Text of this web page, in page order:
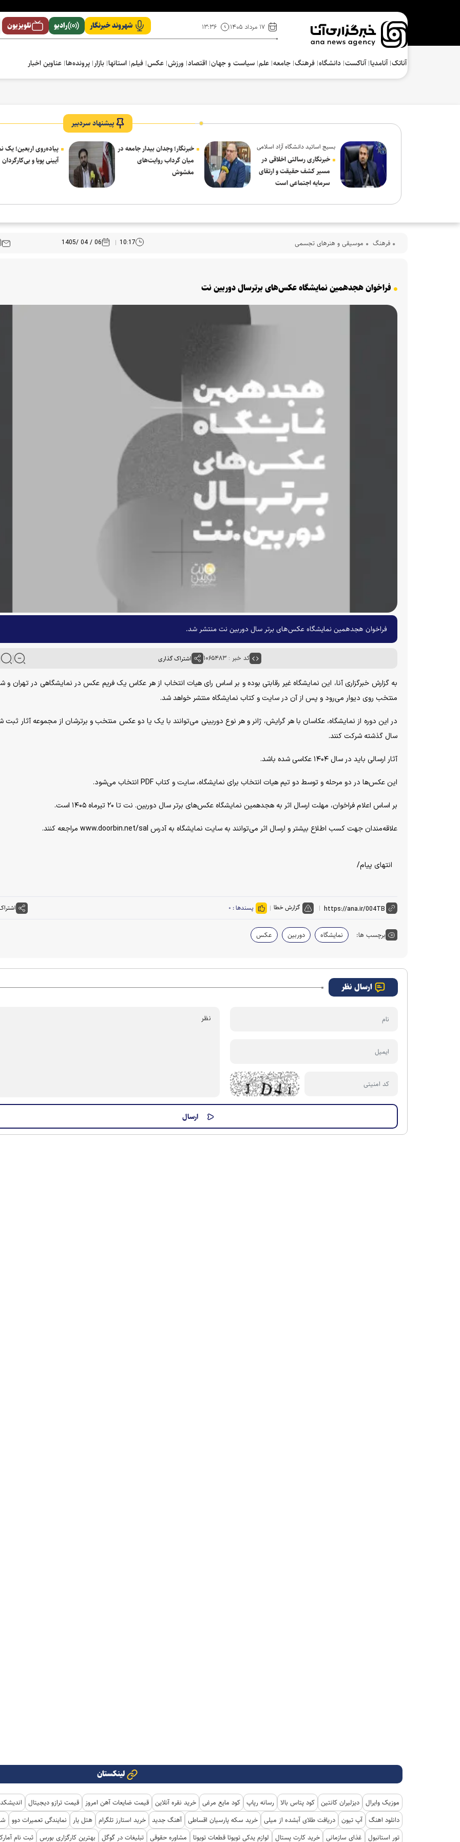
۱۷ مرداد ۱۴۰۵ ۱۳:۳۶ شهروند خبرنگار رادیو تلویزیون
آناتک آنامدیا آناکست دانشگاه فرهنگ‌ جامعه علم سیاست و جهان اقتصاد ورزش عکس فیلم استانها بازار پرونده‌ها عناوین اخبار
پیشنهاد سردبیر
بسیج اساتید دانشگاه آزاد اسلامی
در پیام روز خبرنگار:
خبرنگاری رسالتی اخلاقی در
مسیر کشف حقیقت و ارتقای
سرمایه اجتماعی است
خبرنگار؛ وجدان بیدار جامعه در
میان گرداب روایت‌های
مغشوش
پیاده‌روی اربعین؛ یک
آیینی پویا و بی‌کارگردان
فرهنگ‌ موسیقی و هنرهای تجسمی 10:17
06 / 04 /1405
فراخوان هجدهمین نمایشگاه عکس‌های برترسال دوربین نت
فراخوان هجدهمین نمایشگاه عکس‌های برتر سال دوربین نت منتشر شد.
کد خبر : ۱۰۶۵۴۸۳ اشتراک گذاری
به گزارش خبرگزاری آنا، این نمایشگاه غیر رقابتی بوده و بر اساس رای هیات انتخاب از هر عکاس یک فریم عکس در نمایشگاهی در تهران و
منتخب روی دیوار می‌رود و پس از آن در سایت و کتاب نمایشگاه منتشر خواهد شد.
در این دوره از نمایشگاه، عکاسان با هر گرایش، ژانر و هر نوع دوربینی می‌توانند با یک یا دو عکس منتخب و برترشان از مجموعه آثار ثبت
سال گذشته شرکت کنند.
آثار ارسالی باید در سال ۱۴۰۴ عکاسی شده باشد.
این عکس‌ها در دو مرحله و توسط دو تیم هیات انتخاب برای نمایشگاه، سایت و کتاب PDF انتخاب می‌شود.
بر اساس اعلام فراخوان، مهلت ارسال اثر به هجدهمین نمایشگاه عکس‌های برتر سال دوربین. نت تا ۲۰ تیرماه ۱۴۰۵ است.
علاقه‌مندان جهت کسب اطلاع بیشتر و ارسال اثر می‌توانند به سایت نمایشگاه به آدرس www.doorbin.net/sal مراجعه کنند.
انتهای پیام/
گزارش خطا پسندها : ۰
برچسب ها: نمایشگاه دوربین عکس
ارسال نظر
لینکستان
موزیک وایرال دیزلیران کانتین کود پتاس بالا رسانه رپاپ کود مایع مرغی خرید نقره آنلاین قیمت ضایعات آهن امروز قیمت ترازو دیجیتال
دانلود اهنگ آپ تیون دریافت طلای آبشده از میلی خرید سکه پارسیان اقساطی آهنگ جدید خرید استارز تلگرام هتل یار نمایندگی تعمیرات دوو
تور استانبول
غذای سازمانی خرید کارت پستال لوازم یدکی تویوتا قطعات تویوتا مشاوره حقوقی تبلیغات در گوگل بهترین کارگزاری بورس ثبت نام